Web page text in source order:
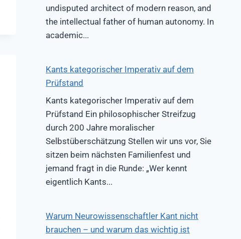
undisputed architect of modern reason, and
the intellectual father of human autonomy. In
academic...
Kants kategorischer Imperativ auf dem
Prüfstand
Kants kategorischer Imperativ auf dem
Prüfstand Ein philosophischer Streifzug
durch 200 Jahre moralischer
Selbstüberschätzung Stellen wir uns vor, Sie
sitzen beim nächsten Familienfest und
jemand fragt in die Runde: „Wer kennt
eigentlich Kants...
Warum Neurowissenschaftler Kant nicht
brauchen – und warum das wichtig ist